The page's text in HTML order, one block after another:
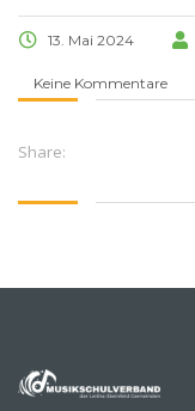
13. Mai 2024
Keine Kommentare
Share: